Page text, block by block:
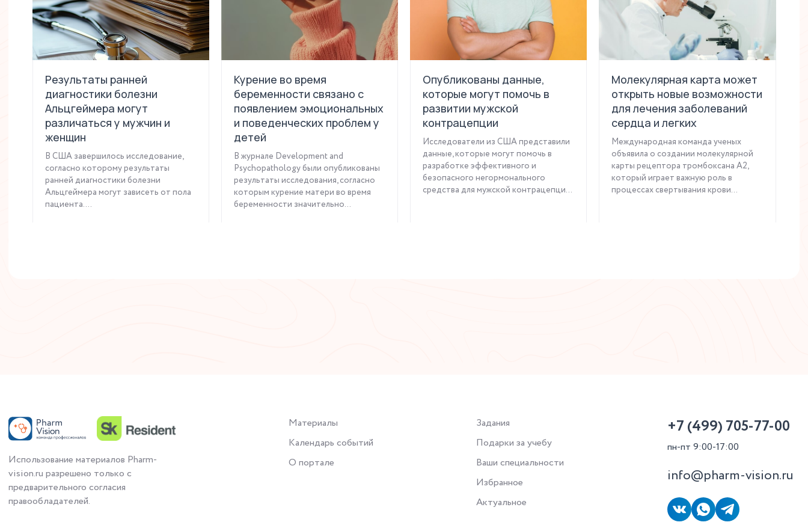
Результаты ранней
диагностики болезни
Альцгеймера могут
различаться у мужчин и
женщин
В США завершилось исследование,
согласно которому результаты
ранней диагностики болезни
Альцгеймера могут зависеть от пола
пациента. ...
Курение во время
беременности связано с
появлением эмоциональных
и поведенческих проблем у
детей
В журнале Development and
Psychopathology были опубликованы
результаты исследования, согласно
которым курение матери во время
беременности значительно...
Опубликованы данные,
которые могут помочь в
развитии мужской
контрацепции
Исследователи из США представили
данные, которые могут помочь в
разработке эффективного и
безопасного негормонального
средства для мужской контрацепци...
Молекулярная карта может
открыть новые возможности
для лечения заболеваний
сердца и легких
Международная команда ученых
объявила о создании молекулярной
карты рецептора тромбоксана А2,
который играет важную роль в
процессах свертывания крови...
Использование материалов Pharm-
vision.ru разрешено только с
предварительного согласия
правообладателей.
Материалы
Календарь событий
О портале
Задания
Подарки за учебу
Ваши специальности
Избранное
Актуальное
+7 (499) 705-77-00
пн-пт 9:00-17:00
info@pharm-vision.ru